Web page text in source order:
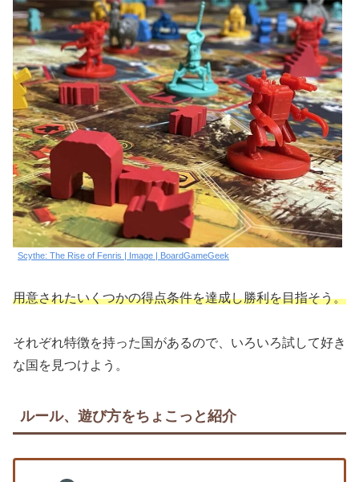
Scythe: The Rise of Fenris | Image | BoardGameGeek
用意されたいくつかの得点条件を達成し勝利を目指そう。
それぞれ特徴を持った国があるので、いろいろ試して好き
な国を見つけよう。
ルール、遊び方をちょこっと紹介